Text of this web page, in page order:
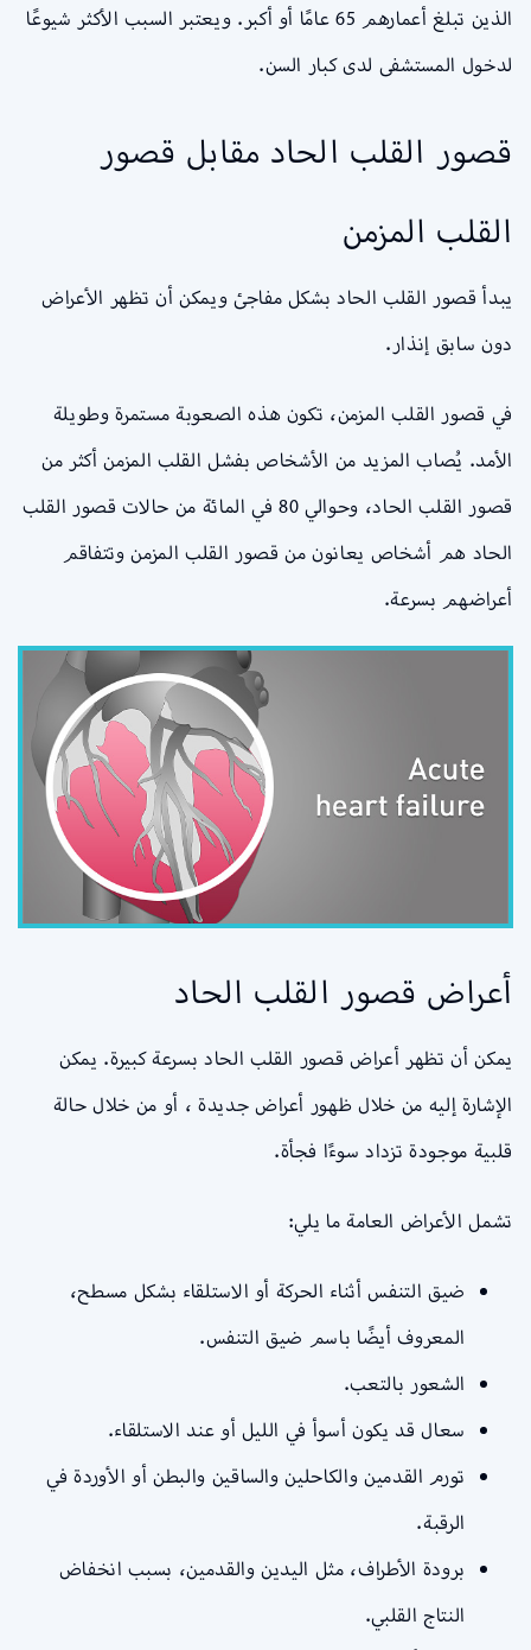
الذين تبلغ أعمارهم 65 عامًا أو أكبر. ويعتبر السبب الأكثر شيوعًا
لدخول المستشفى لدى كبار السن.
قصور القلب الحاد مقابل قصور
القلب المزمن
يبدأ قصور القلب الحاد بشكل مفاجئ ويمكن أن تظهر الأعراض
دون سابق إنذار.
في قصور القلب المزمن، تكون هذه الصعوبة مستمرة وطويلة
الأمد. يُصاب المزيد من الأشخاص بفشل القلب المزمن أكثر من
قصور القلب الحاد، وحوالي 80 في المائة من حالات قصور القلب
الحاد هم أشخاص يعانون من قصور القلب المزمن وتتفاقم
أعراضهم بسرعة.
أعراض قصور القلب الحاد
يمكن أن تظهر أعراض قصور القلب الحاد بسرعة كبيرة. يمكن
الإشارة إليه من خلال ظهور أعراض جديدة ، أو من خلال حالة
قلبية موجودة تزداد سوءًا فجأة.
تشمل الأعراض العامة ما يلي:
ضيق التنفس أثناء الحركة أو الاستلقاء بشكل مسطح،
المعروف أيضًا باسم ضيق التنفس.
الشعور بالتعب.
سعال قد يكون أسوأ في الليل أو عند الاستلقاء.
تورم القدمين والكاحلين والساقين والبطن أو الأوردة في
الرقبة.
برودة الأطراف، مثل اليدين والقدمين، بسبب انخفاض
النتاج القلبي.